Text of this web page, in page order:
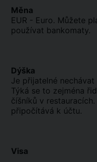
Měna
EUR - Euro. Můžete
používat bankomaty.
Dýška
Je přijatelné
Týká se to zejména
číšníků v
připočítává k účtu.
Visa